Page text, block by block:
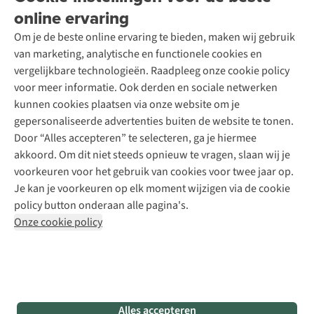
online ervaring
Om je de beste online ervaring te bieden, maken wij gebruik
van marketing, analytische en functionele cookies en
vergelijkbare technologieën. Raadpleeg onze cookie policy
voor meer informatie. Ook derden en sociale netwerken
kunnen cookies plaatsen via onze website om je
gepersonaliseerde advertenties buiten de website te tonen.
Door “Alles accepteren” te selecteren, ga je hiermee
akkoord. Om dit niet steeds opnieuw te vragen, slaan wij je
voorkeuren voor het gebruik van cookies voor twee jaar op.
Je kan je voorkeuren op elk moment wijzigen via de cookie
policy button onderaan alle pagina's.
Onze cookie policy
Alles accepteren
Contact
Over A.S.Adventure
Toegankelijkheidsverklaring
Wasservice
Schoenonderhoud
Schoenherstelling
Kledingherstelling
Retouches
Voor bedrijven
Podcast
Explore Academy
Explore Camp
Gear Check
Inspiratie & advies
Meld je aan voor de nieuwsbrief
Follow us
Disclaimer Privacy Policy
Algemene voorwaarden
Cookie Policy